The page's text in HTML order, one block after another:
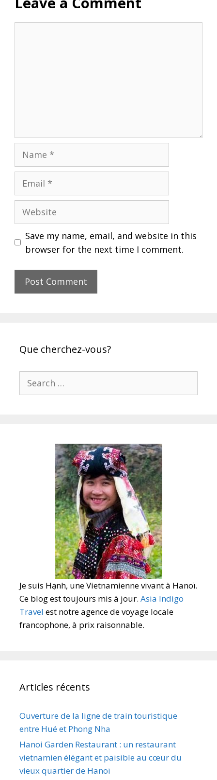
Name
Email
Website
Save my name, email, and website in this
browser for the next time I comment.
Que cherchez-vous?
Search
Je suis Hạnh, une Vietnamienne vivant à Hanoï.
Ce blog est toujours mis à jour. Asia Indigo
Travel est notre agence de voyage locale
francophone, à prix raisonnable.
Articles récents
Ouverture de la ligne de train touristique
entre Hué et Phong Nha
Hanoi Garden Restaurant : un restaurant
vietnamien élégant et paisible au cœur du
vieux quartier de Hanoï